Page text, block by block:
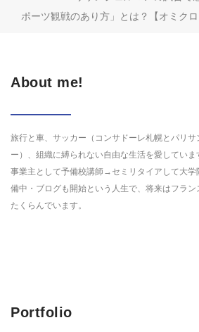
ポーツ観戦のあり方」とは？【オミクロ
About me!
旅行と車、サッカー（コンサドーレ札幌とパリサ
ー）、組織に縛られない自由な生活を愛していま
事業主として予備校講師→セミリタイアして大
備中・ブログも開始という人生で、将来はフラン
たくらんでいます。
Portfolio